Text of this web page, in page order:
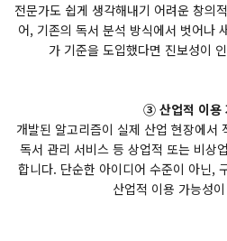
전문가도 쉽게 생각해내기 어려운 창의
어, 기존의 독서 분석 방식에서 벗어나
가 기준을 도입했다면 진보성이
③ 산업적 이용
개발된 알고리즘이 실제 산업 현장에서
독서 관리 서비스 등 상업적 또는 비상
합니다. 단순한 아이디어 수준이 아닌,
산업적 이용 가능성